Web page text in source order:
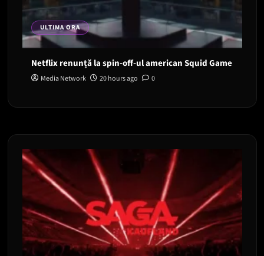
ULTIMA ORA
Netflix renunță la spin-off-ul american Squid Game
Media Network 20 hours ago 0